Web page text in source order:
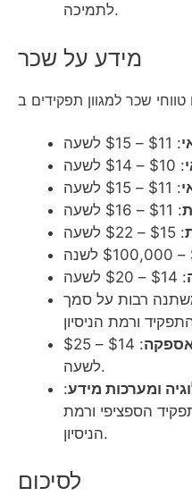
לתמיכה.
מידע על שכר
רבות על סמך
אספקה
: $14 – $25
לשעה.
ומערכות מידע:
הספציפי ורמת
הניסיון.
לסיכום